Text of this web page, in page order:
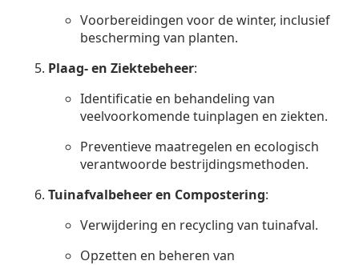
Voorbereidingen voor de winter, inclusief
bescherming van planten.
Plaag- en Ziektebeheer:
Identificatie en behandeling van
veelvoorkomende tuinplagen en ziekten.
Preventieve maatregelen en ecologisch
verantwoorde bestrijdingsmethoden.
Tuinafvalbeheer en Compostering:
Verwijdering en recycling van tuinafval.
Opzetten en beheren van